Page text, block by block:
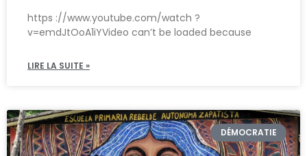
https ://www.youtube.com/watch ?
v=emdJtOoA1iYVideo can’t be loaded because
LIRE LA SUITE »
DÉMOCRATIE